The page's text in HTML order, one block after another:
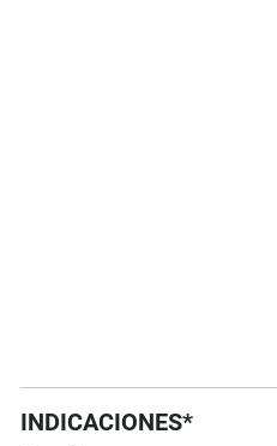
INDICACIONES*